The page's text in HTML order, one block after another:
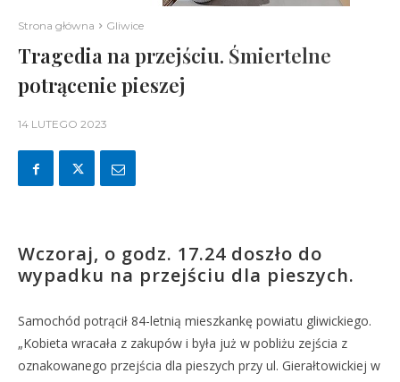
Strona główna Gliwice
Tragedia na przejściu. Śmiertelne
potrącenie pieszej
14 LUTEGO 2023
Wczoraj, o godz. 17.24 doszło do
wypadku na przejściu dla pieszych.
Samochód potrącił 84-letnią mieszkankę powiatu gliwickiego.
„Kobieta wracała z zakupów i była już w pobliżu zejścia z
oznakowanego przejścia dla pieszych przy ul. Gierałtowickiej w